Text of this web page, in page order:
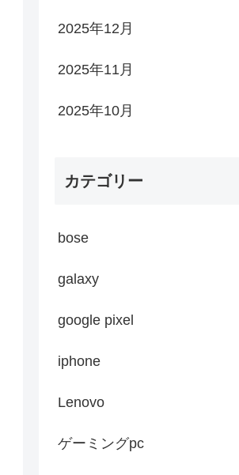
2025年12月
2025年11月
2025年10月
カテゴリー
bose
galaxy
google pixel
iphone
Lenovo
ゲーミングpc